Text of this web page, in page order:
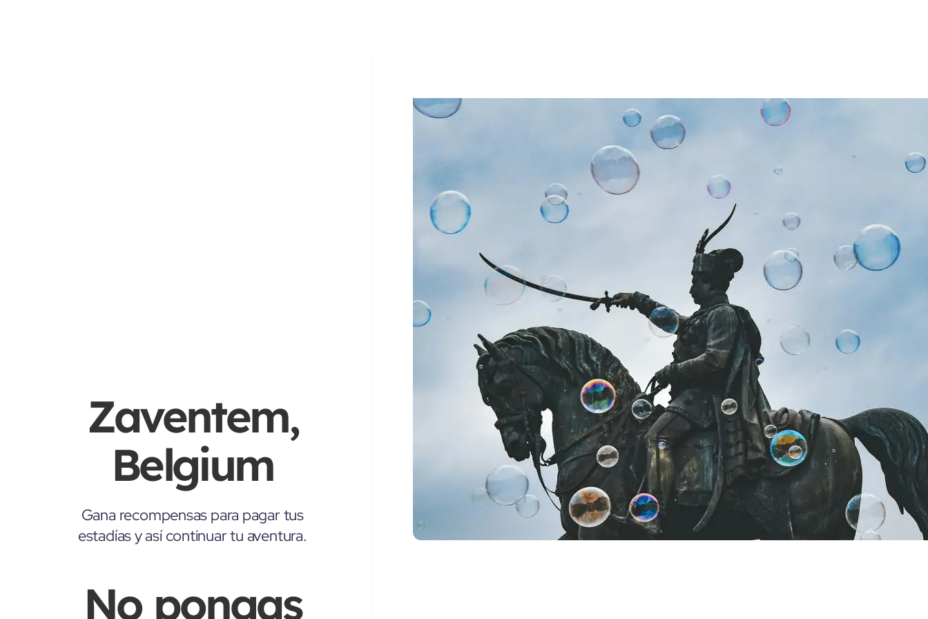
Zaventem,
Belgium
Gana recompensas para pagar tus
estadías y así continuar tu aventura.
No pongas